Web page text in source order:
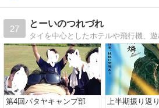
27
とーいのつれづれ
第4回パタヤキャンプ部 上半期振り返り